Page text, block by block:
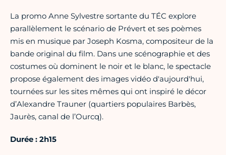
La promo Anne Sylvestre sortante du TÉC explore
parallèlement le scénario de Prévert et ses poèmes
mis en musique par Joseph Kosma, compositeur de la
bande original du film. Dans une scénographie et des
costumes où dominent le noir et le blanc, le spectacle
propose également des images vidéo d'aujourd'hui,
tournées sur les sites mêmes qui ont inspiré le décor
d’Alexandre Trauner (quartiers populaires Barbès,
Jaurès, canal de l’Ourcq).
Durée : 2h15